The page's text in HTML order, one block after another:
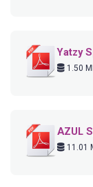
Yatzy
1.50
AZUL
11.01